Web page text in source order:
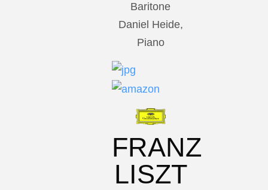
Baritone
Daniel Heide,
Piano
FRANZ
LISZT